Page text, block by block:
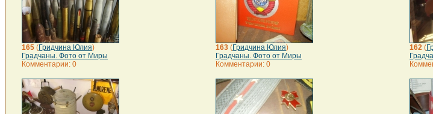
165 (Гридчина Юлия)
Градчаны. Фото от Миры
Комментарии: 0
163 (Гридчина Юлия)
Градчаны. Фото от Миры
Комментарии: 0
162 (